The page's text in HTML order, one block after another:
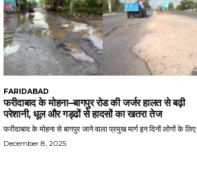
FARIDABAD
फरीदाबाद के मोहना–बागपुर रोड की जर्जर हालत से बढ़ी
परेशानी, धूल और गड्ढों से हादसों का खतरा तेज
फरीदाबाद के मोहना से बागपुर जाने वाला प्रमुख मार्ग इन दिनों लोगों के लिए...
December 8, 2025